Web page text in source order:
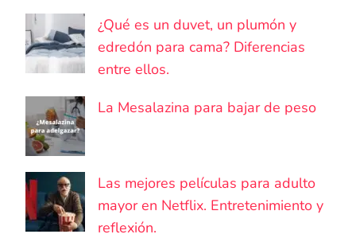
¿Qué es un duvet, un plumón y
edredón para cama? Diferencias
entre ellos.
La Mesalazina para bajar de peso
Las mejores películas para adulto
mayor en Netflix. Entretenimiento y
reflexión.